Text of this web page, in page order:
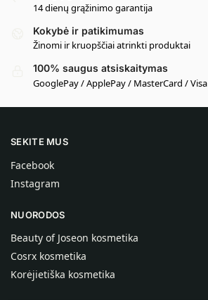
14 dienų grąžinimo garantija
Kokybė ir patikimumas
Žinomi ir kruopščiai atrinkti produktai
100% saugus atsiskaitymas
GooglePay / ApplePay / MasterCard / Visa
SEKITE MUS
Facebook
Instagram
NUORODOS
Beauty of Joseon kosmetika
Cosrx kosmetika
Korėjietiška kosmetika